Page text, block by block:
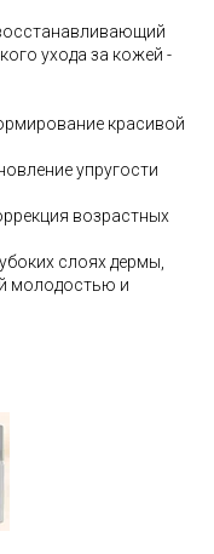
ухода за кожей -
красивой
упругости
возрастных
слоях дермы,
молодостью и